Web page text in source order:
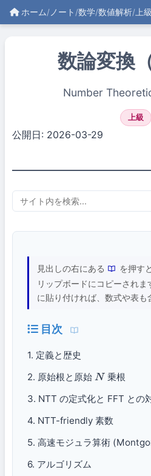
ホーム/ ノート /数学/数値解析/ 上級
数論変換
Number
上級
公開日: 2026-03-29
見出しの右にある
を押す
リップボードにコピーされま
に貼り付ければ、数式や表も
目次
1. 定義と歴史
2. 原始根と原始 N 乗根
3. NTT の定式化と FFT との
4. NTT-friendly 素数
5. 高速モジュラ算術
6. アルゴリズム